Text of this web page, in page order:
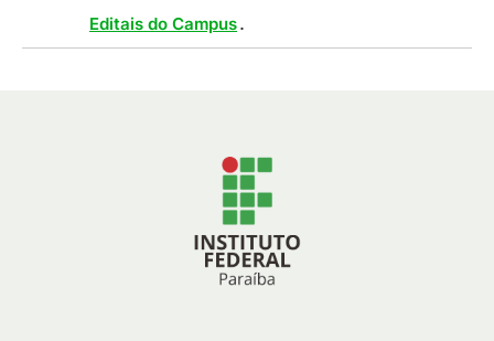
Editais do Campus.